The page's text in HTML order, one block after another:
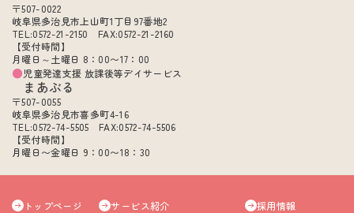
〒507-0022
岐阜県多治見市上山町1丁目97番地2
TEL:0572-21-2150 FAX:0572-21-2160
【受付時間】
月曜日～土曜日 8：00〜17：00
児童発達支援 放課後等デイサービス
まあぶる
〒507-0055
岐阜県多治見市喜多町4-16
TEL:0572-74-5505 FAX:0572-74-5506
【受付時間】
月曜日〜金曜日 9：00〜18：30
トップページ
サービス紹介
採用情報